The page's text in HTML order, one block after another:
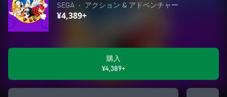
SEGA • アクション & アドベンチャー
¥4,389+
購入
¥4,389+